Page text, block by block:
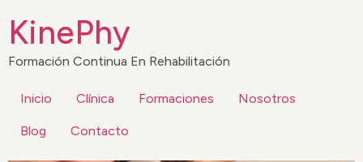
KinePhy
Formación Continua En Rehabilitación
Inicio Clínica Formaciones Nosotros
Blog Contacto